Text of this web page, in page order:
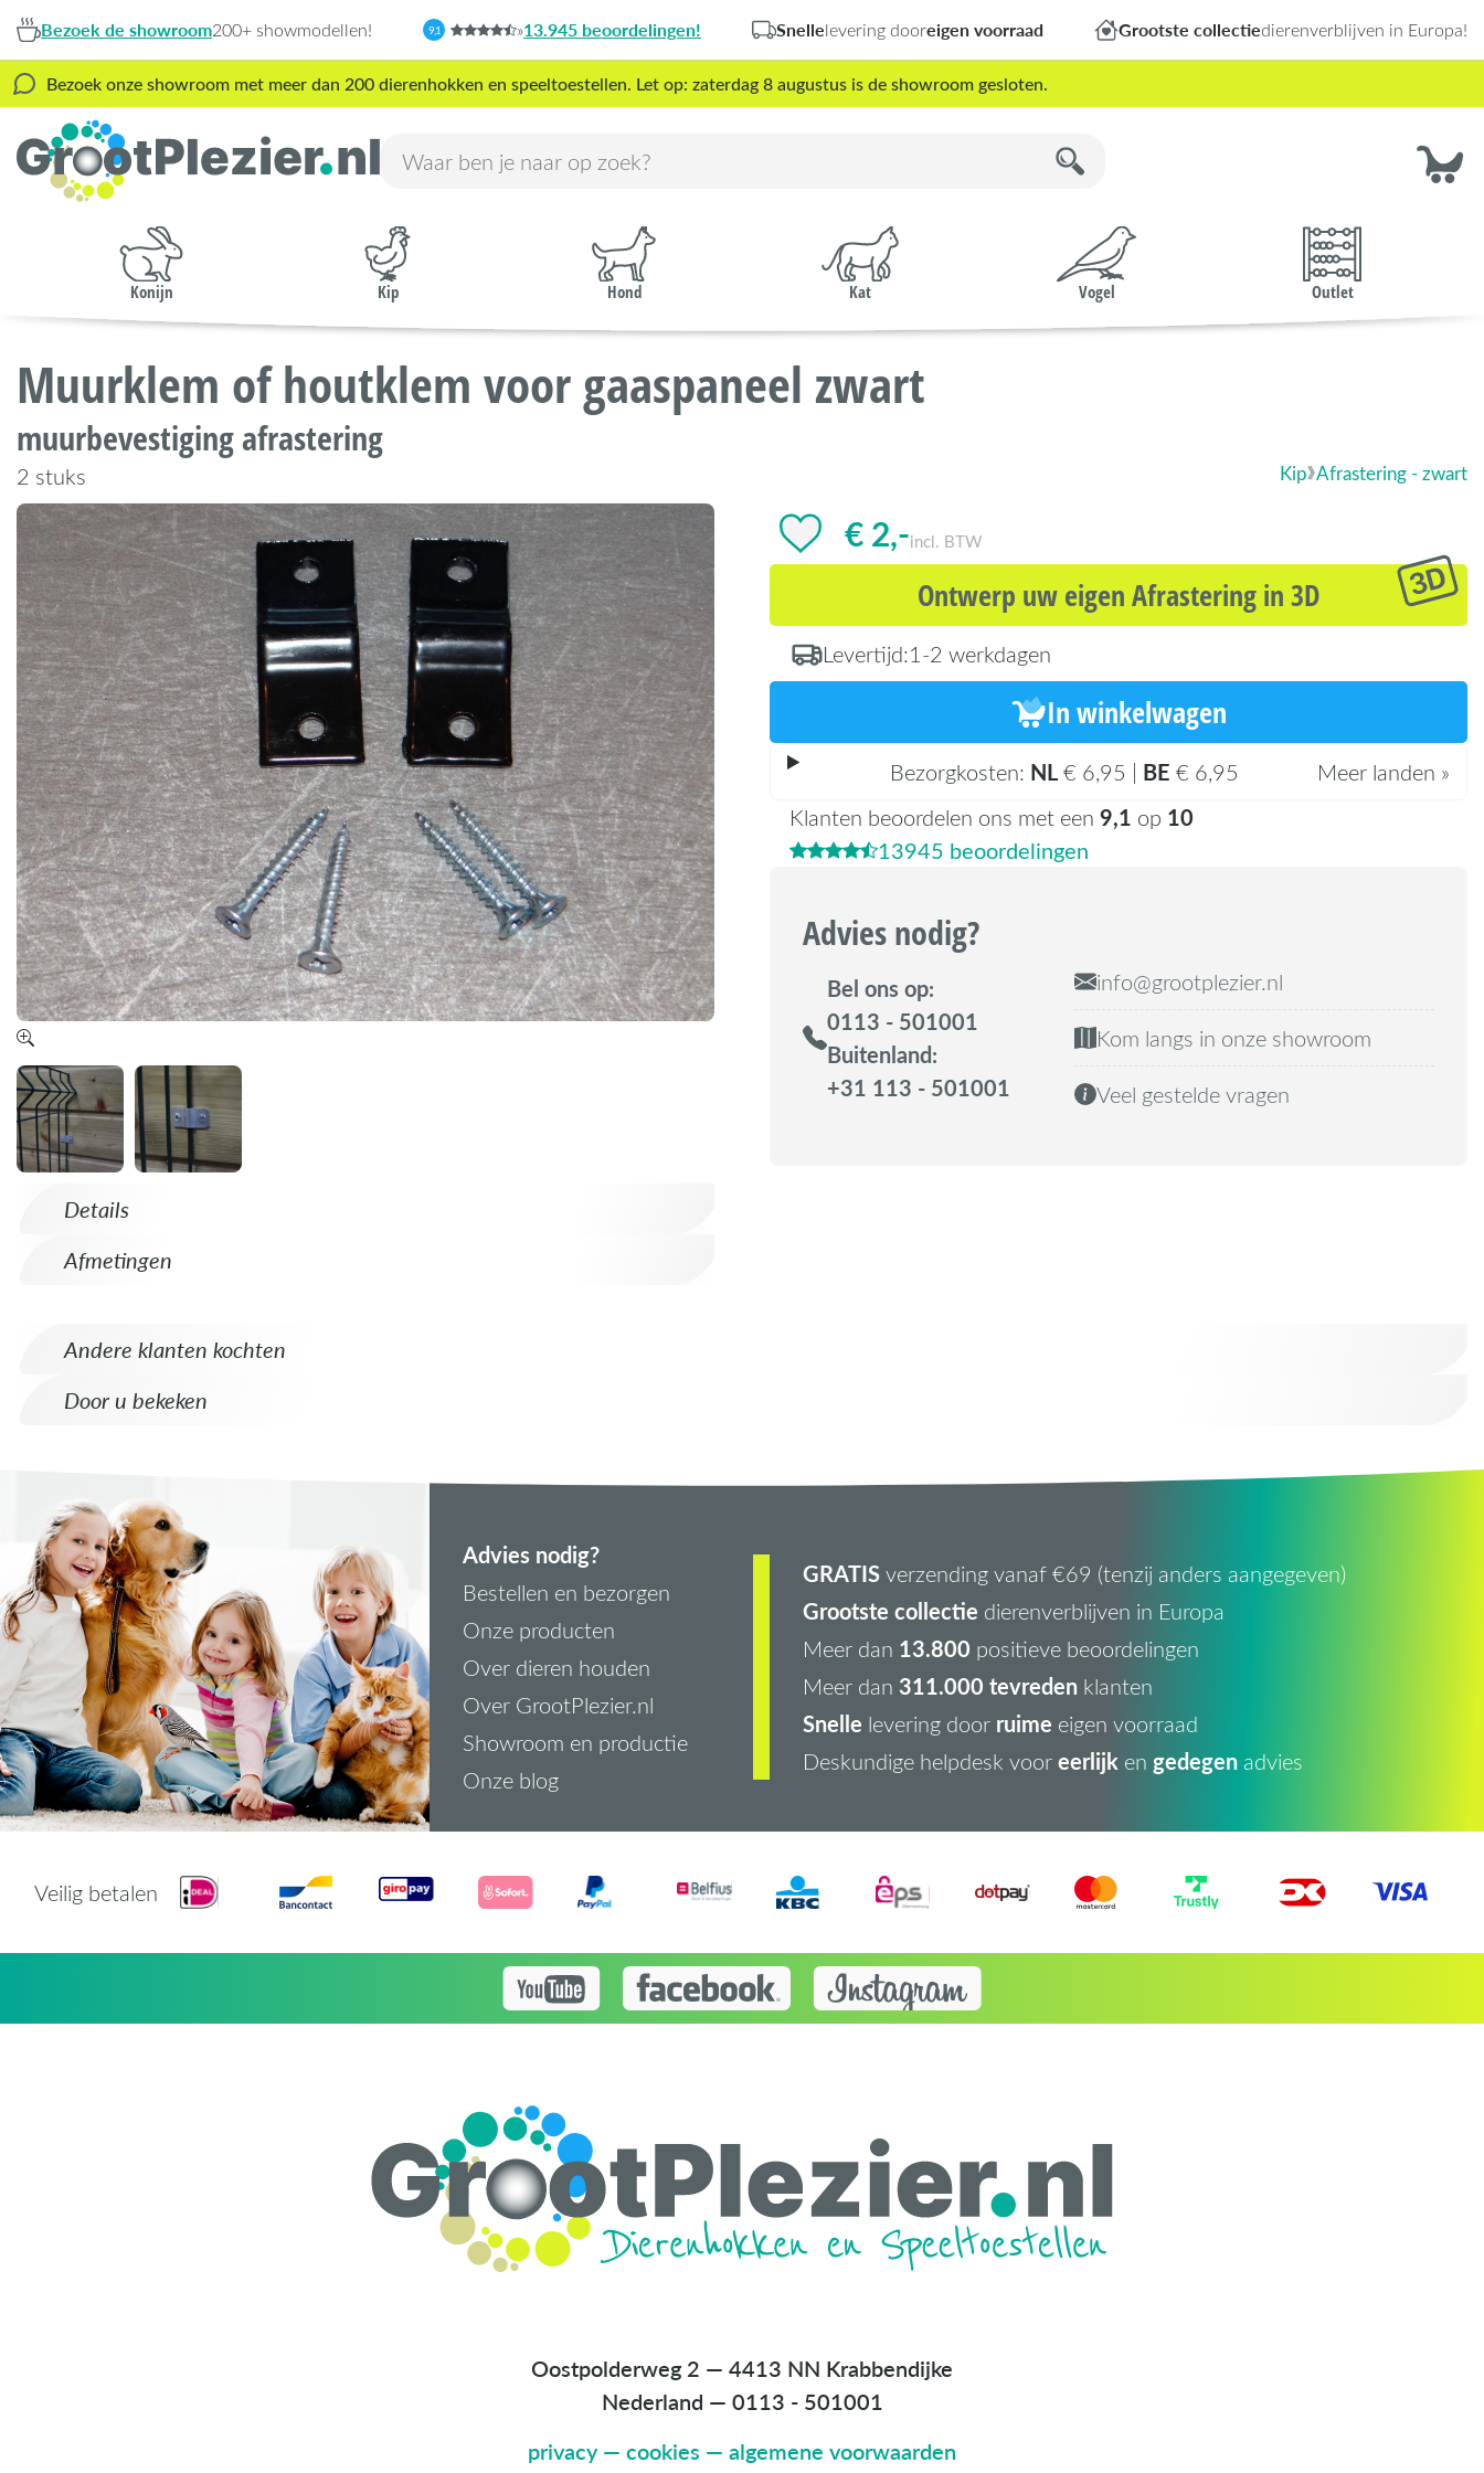
Bezoek de showroom200+ showmodellen! 9,1 »13.945 beoordelingen! Snellelevering dooreigen voorraad Grootste collectiedierenverblijven in Europa!
Bezoek onze showroom met meer dan 200 dierenhokken en speeltoestellen. Let op: zaterdag 8 augustus is de showroom gesloten.
Konijn Kip Hond Kat Vogel Outlet
Muurklem of houtklem voor gaaspaneel zwart
muurbevestiging afrastering
2 stuks Kip Afrastering - zwart
Details
Afmetingen
€ 2,-incl. BTW
Ontwerp uw eigen Afrastering in 3D
Levertijd:1-2 werkdagen
In winkelwagen
Bezorgkosten: NL€ 6,95 | BE € 6,95
Meer landen »
Klanten beoordelen ons met een 9,1 op 10
13945 beoordelingen
Advies nodig?
Bel ons op:
0113 - 501001
Buitenland:
+31 113 - 501001
info@grootplezier.nl
Kom langs in onze showroom
Veel gestelde vragen
Andere klanten kochten
Door u bekeken
Advies nodig?
Bestellen en bezorgen
Onze producten
Over dieren houden
Over GrootPlezier.nl
Showroom en productie
Onze blog
GRATISverzending vanaf €69 (tenzij anders aangegeven)
Grootste collectie dierenverblijven in Europa
Meer dan 13.800 positieve beoordelingen
Meer dan 311.000 tevredenklanten
Snelle levering door ruime eigen voorraad
Deskundige helpdesk vooreerlijken gedegenadvies
Veilig betalen
Oostpolderweg 2 — 4413 NN Krabbendijke
Nederland — 0113 - 501001
privacy— cookies — algemene voorwaarden